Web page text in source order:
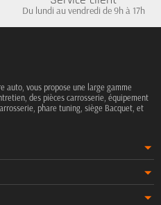
Du lundi au vendredi de 9h à 17h
auto, vous propose une large gamme
des pièces carrosserie, équipement
phare tuning, siège Bacquet, et